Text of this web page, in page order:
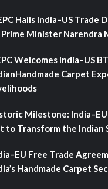
Hails India–US Trade
Minister Narendra
Welcomes India–US
Carpet
Milestone:
to Transform the Indian
Free Trade
Handmade Carpet